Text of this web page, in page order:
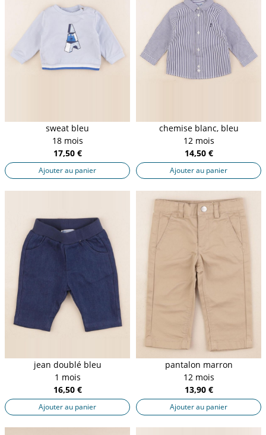
sweat bleu
18 mois
17,50 €
Ajouter au panier
chemise blanc, bleu
12 mois
14,50 €
Ajouter au panier
jean doublé bleu
1 mois
16,50 €
Ajouter au panier
pantalon marron
12 mois
13,90 €
Ajouter au panier